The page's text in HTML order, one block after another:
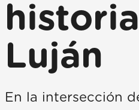
Luján
En la intersección